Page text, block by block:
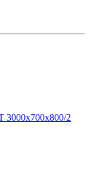
3000x700x800/2